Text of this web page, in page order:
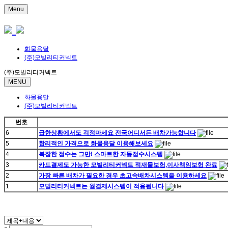
Menu
화물용달
(주)모빌리티커넥트
(주)모빌리티커넥트
MENU
화물용달
(주)모빌리티커넥트
번호
6
급한상황에서도 걱정마세요 전국어디서든 배차가능합니다
5
합리적인 가격으로 화물용달 이용해보세요
4
복잡한 접수는 그만! 스마트한 자동접수시스템
3
카드결제도 가능한 모빌리티커넥트 적재물보험,이사책임보험 완료
2
가장 빠른 배차가 필요한 경우 초고속배차시스템을 이용하세요
1
모빌리티커넥트는 월결제시스템이 적용됩니다